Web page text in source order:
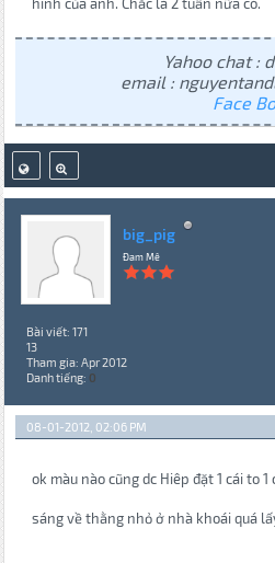
Yahoo chat :
email :
Face
big_pig
Đam Mê
Bài viết: 171
13
Tham gia: Apr 2012
Danh tiếng: 0
08-01-2012, 02:06 PM
ok màu nào cũng dc Hiêp đặt 1 cái to 1
sáng về thằng nhỏ ở nhà khoái quá